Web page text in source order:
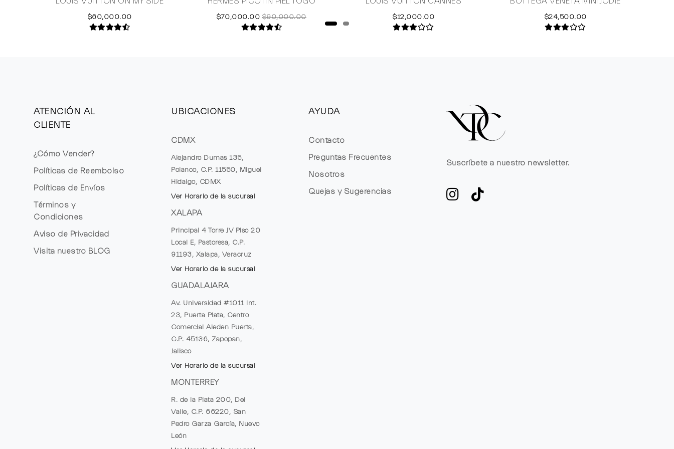
$60,000.00 $70,000.00 $90,000.00 $12,000.00 $24,500.00
ATENCIÓN AL
CLIENTE
¿Cómo Vender?
Políticas de Reembolso
Políticas de Envíos
Términos y
Condiciones
Aviso de Privacidad
Visita nuestro BLOG
UBICACIONES
CDMX
Alejandro Dumas 135,
Polanco, C.P. 11550, Miguel
Hidalgo, CDMX
Ver Horario de la sucursal
XALAPA
Principal 4 Torre JV Piso 20
Local E, Pastoresa, C.P.
91193, Xalapa, Veracruz
Ver Horario de la sucursal
GUADALAJARA
Av. Universidad #1011 Int.
23, Puerta Plata, Centro
Comercial Aleden Puerta,
C.P. 45136, Zapopan,
Jalisco
Ver Horario de la sucursal
MONTERREY
R. de la Plata 200, Del
Valle, C.P. 66220, San
Pedro Garza García, Nuevo
León
AYUDA
Contacto
Preguntas Frecuentes
Nosotros
Quejas y Sugerencias
Suscríbete a nuestro newsletter.